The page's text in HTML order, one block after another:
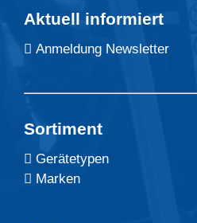
Aktuell informiert
Anmeldung Newsletter
Sortiment
Gerätetypen
Marken